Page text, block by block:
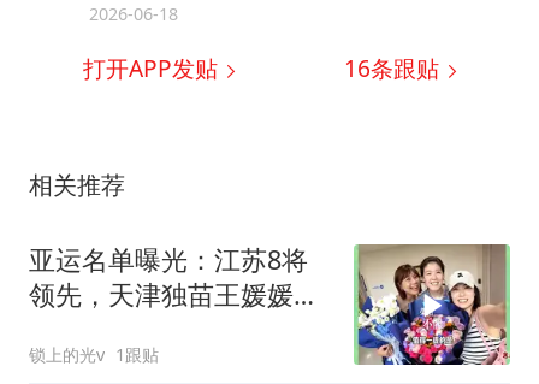
2026-06-18
打开APP发贴 16条跟贴
相关推荐
亚运名单曝光：江苏8将
领先，天津独苗王媛媛独
锁上的光v 1跟贴